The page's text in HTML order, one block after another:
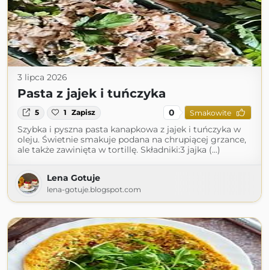
3 lipca 2026
Pasta z jajek i tuńczyka
5 1 Zapisz 0 Smakowite
Szybka i pyszna pasta kanapkowa z jajek i tuńczyka w
oleju. Świetnie smakuje podana na chrupiącej grzance,
ale także zawinięta w tortillę. Składniki:3 jajka (...)
Lena Gotuje
lena-gotuje.blogspot.com